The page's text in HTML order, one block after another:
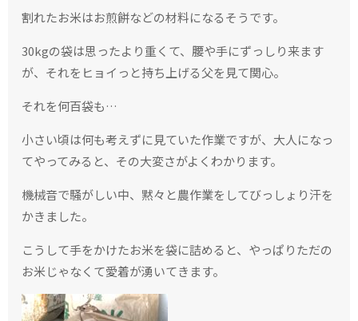
割れたお米はお煎餅などの材料になるそうです。
30kgの袋は思ったより重くて、腰や手にずっしり来ます
が、それをヒョイっと持ち上げる父を見て関心。
それを何百袋も…
小さい頃は何も考えずに見ていた作業ですが、大人になっ
てやってみると、その大変さがよくわかります。
機械音で騒がしい中、黙々と農作業をしてびっしょり汗を
かきました。
こうして手をかけたお米を袋に詰めると、やっぱりただの
お米じゃなくて愛着が湧いてきます。